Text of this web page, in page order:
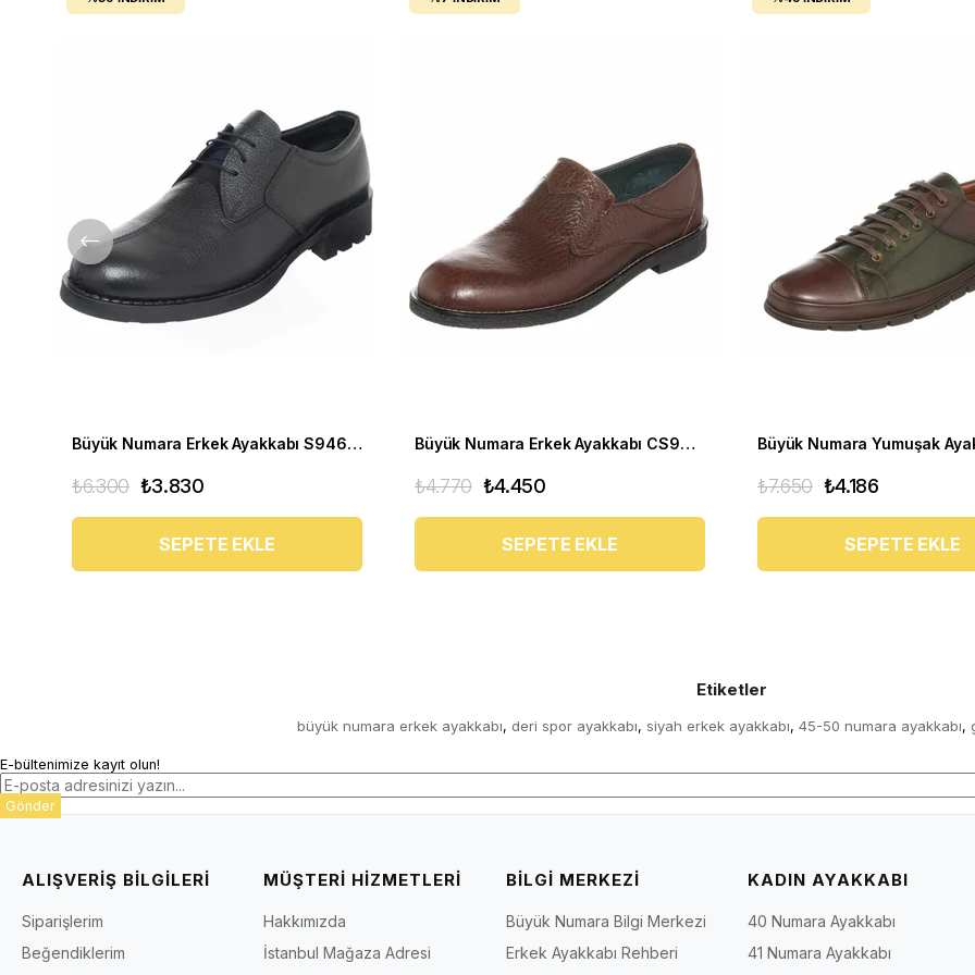
Büyük Numara Erkek Ayakkabı S946 Siyah Deri
₺3.830
₺6.300
SEPETE EKLE
Büyük Numara Erkek Ayakkabı CS941 Kahve
₺4.450
₺4.770
SEPETE EKLE
₺4.186
₺7.650
SEPETE EKLE
Etiketler
büyük numara erkek ayakkabı, deri spor ayakkabı, siyah erkek ayakkabı, 45-50 numara ayakkabı,
E-bültenimize kayıt olun!
Gönder
ALIŞVERİŞ BİLGİLERİ
Siparişlerim
Beğendiklerim
MÜŞTERİ HİZMETLERİ
Hakkımızda
İstanbul Mağaza Adresi
BİLGİ MERKEZİ
Büyük Numara Bilgi Merkezi
Erkek Ayakkabı Rehberi
KADIN AYAKKABI
40 Numara Ayakkabı
41 Numara Ayakkabı